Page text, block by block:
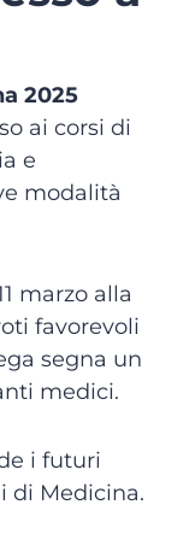
2025
ai corsi di
e
modalità
marzo alla
favorevoli
segna un
medici.
i futuri
di Medicina.